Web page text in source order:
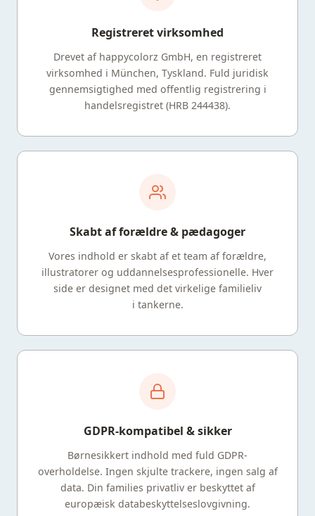
Registreret virksomhed
Drevet af happycolorz GmbH, en registreret
virksomhed i München, Tyskland. Fuld juridisk
gennemsigtighed med offentlig registrering i
handelsregistret (HRB 244438).
Skabt af forældre & pædagoger
Vores indhold er skabt af et team af forældre,
illustratorer og uddannelsesprofessionelle. Hver
side er designet med det virkelige familieliv
i tankerne.
GDPR-kompatibel & sikker
Børnesikkert indhold med fuld GDPR-
overholdelse. Ingen skjulte trackere, ingen salg af
data. Din families privatliv er beskyttet af
europæisk databeskyttelseslovgivning.